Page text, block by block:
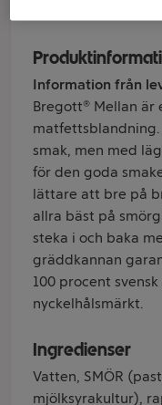
Information från
Bregott® Mellan
smak, men med
för den goda
lättare att bre på
allra bäst på
steka i och baka
gräddkannan
100 procent
nyckelhålsmärkt.
Ingredienser
Vatten, SMÖR
mjölksyrakultur),